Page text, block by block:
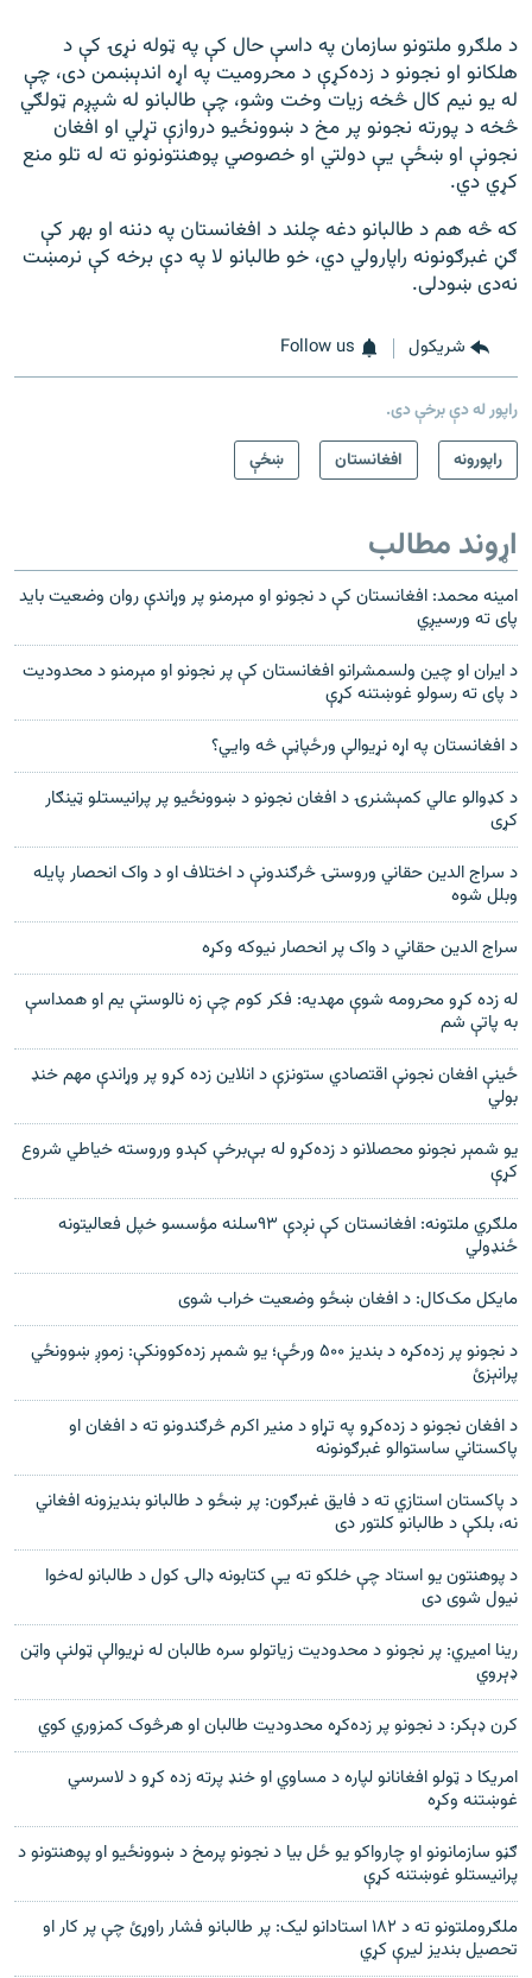
د ملګرو ملتونو سازمان په داسې حال کې په ټوله نړۍ کې د
هلکانو او نجونو د زده‌کړې د محرومیت په اړه اندېښمن دی، چې
له یو نیم کال څخه زیات وخت وشو، چې طالبانو له شپږم ټولګي
څخه د پورته نجونو پر مخ د ښوونځیو دروازې تړلي او افغان
نجونې او ښځې یې دولتي او خصوصي پوهنتونونو ته له تلو منع
کړي دي.
که څه هم د طالبانو دغه چلند د افغانستان په دننه او بهر کې
ګڼ غبرګونونه راپارولي دي، خو طالبانو لا په دې برخه کې نرمښت
نه‌دی ښودلی.
شريکول Follow us
راپور له دې برخې دی.
راپورونه
افغانستان ښځې
اړوند مطالب
امينه محمد: افغانستان کې د نجونو او مېرمنو پر وړاندې روان وضعيت بايد
پای ته ورسيږي
د ايران او چين ولسمشرانو افغانستان کې پر نجونو او مېرمنو د محدوديت
د پای ته رسولو غوښتنه کړې
د افغانستان په اړه نړيوالې ورځپاڼې څه وايي؟
د کډوالو عالي کمېشنرۍ د افغان نجونو د ښوونځيو پر پرانيستلو ټينګار
کړی
د سراج الدین حقاني وروستۍ څرګندونې د اختلاف او د واک انحصار پایله
وبلل شوه
سراج الدين حقاني د واک پر انحصار نيوکه وکړه
له زده کړو محرومه شوې مهدیه: فکر کوم چې زه نالوستې یم او همداسې
به پاتې شم
ځینې افغان نجونې اقتصادي ستونزې د انلاین زده کړو پر وړاندې مهم خنډ
بولي
يو شمېر نجونو محصلانو د زده‌کړو له بې‌برخې کېدو وروسته خياطي شروع
کړې
ملګري ملتونه: افغانستان کې نږدې ۹۳سلنه مؤسسو خپل فعاليتونه
ځنډولي
مایکل مک‌کال: د افغان ښځو وضعیت خراب شوی
د نجونو پر زده‌کړه د بنديز ۵۰۰ ورځې؛ يو شمېر زده‌کوونکې: زموږ ښوونځي
پرانېزئ
د افغان نجونو د زده‌کړو په تړاو د منير اکرم څرګندونو ته د افغان او
پاکستاني ساستوالو غبرګونونه
د پاکستان استازي ته د فايق غبرګون: پر ښځو د طالبانو بنديزونه افغاني
نه، بلکې د طالبانو کلتور دی
د پوهنتون يو استاد چې خلکو ته يې کتابونه ډالۍ کول د طالبانو له‌خوا
نيول شوی دی
رينا اميري: پر نجونو د محدوديت زياتولو سره طالبان له نړيوالې ټولنې واټن
ډېروي
کرن ډېکر: د نجونو پر زده‌کړه محدوديت طالبان او هرڅوک کمزوري کوي
امریکا د ټولو افغانانو لپاره د مساوي او خنډ پرته زده کړو د لاسرسي
غوښتنه وکړه
ګڼو سازمانونو او چارواکو يو ځل بيا د نجونو پرمخ د ښوونځيو او پوهنتونو د
پرانيستلو غوښتنه کړې
ملګروملتونو ته د ۱۸۲ استادانو ليک: پر طالبانو فشار راوړئ چې پر کار او
تحصيل بنديز ليرې کړي